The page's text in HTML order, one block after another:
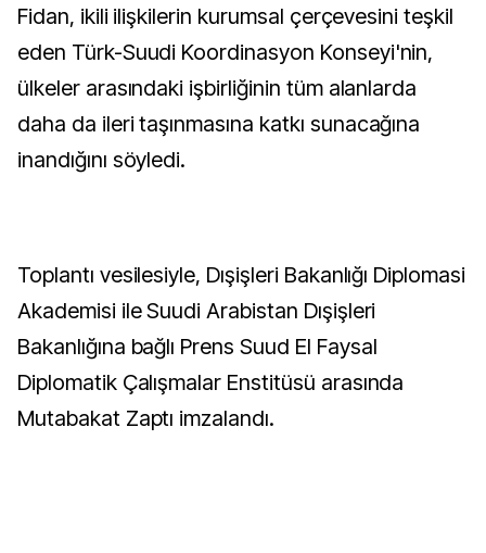
Fidan, ikili ilişkilerin kurumsal çerçevesini teşkil
eden Türk-Suudi Koordinasyon Konseyi'nin,
ülkeler arasındaki işbirliğinin tüm alanlarda
daha da ileri taşınmasına katkı sunacağına
inandığını söyledi.
Toplantı vesilesiyle, Dışişleri Bakanlığı Diplomasi
Akademisi ile Suudi Arabistan Dışişleri
Bakanlığına bağlı Prens Suud El Faysal
Diplomatik Çalışmalar Enstitüsü arasında
Mutabakat Zaptı imzalandı.